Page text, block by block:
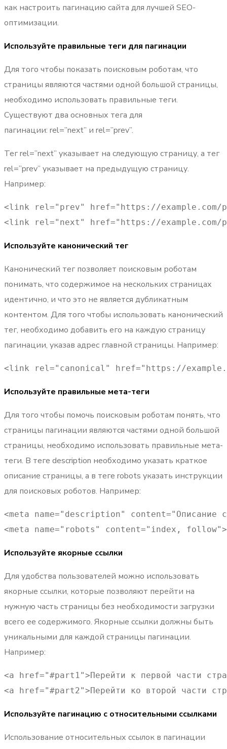
как настроить пагинацию сайта для лучшей SEO-
оптимизации.
Используйте правильные теги для пагинации
Для того чтобы показать поисковым роботам, что
страницы являются частями одной большой страницы,
необходимо использовать правильные теги.
Существуют два основных тега для
пагинации: rel=”next” и rel=”prev”.
Тег rel=”next” указывает на следующую страницу, а тег
rel=”prev” указывает на предыдущую страницу.
Например:
<link rel="prev" href="https://example.com/
<link rel="next" href="https://example.com/
Используйте канонический тег
Канонический тег позволяет поисковым роботам
понимать, что содержимое на нескольких страницах
идентично, и что это не является дубликатным
контентом. Для того чтобы использовать канонический
тег, необходимо добавить его на каждую страницу
пагинации, указав адрес главной страницы. Например:
<link rel="canonical" href="https://
Используйте правильные мета-теги
Для того чтобы помочь поисковым роботам понять, что
страницы пагинации являются частями одной большой
страницы, необходимо использовать правильные мета-
теги. В теге description необходимо указать краткое
описание страницы, а в теге robots указать инструкции
для поисковых роботов. Например:
<meta name="description" content="Описание
<meta name="robots" content="index, follow">
Используйте якорные ссылки
Для удобства пользователей можно использовать
якорные ссылки, которые позволяют перейти на
нужную часть страницы без необходимости загрузки
всего ее содержимого. Якорные ссылки должны быть
уникальными для каждой страницы пагинации.
Например:
<a href="#part1">Перейти к первой части
<a href="#part2">Перейти ко второй части
Используйте пагинацию с относительными ссылками
Использование относительных ссылок в пагинации